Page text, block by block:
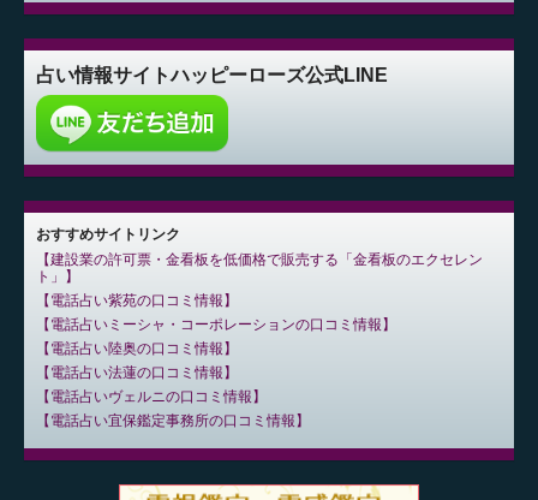
占い情報サイトハッピーローズ公式LINE
おすすめサイトリンク
建設業の許可票・金看板を低価格で販売する「金看板のエクセレン
ト」
電話占い紫苑の口コミ情報
電話占いミーシャ・コーポレーションの口コミ情報
電話占い陸奥の口コミ情報
電話占い法蓮の口コミ情報
電話占いヴェルニの口コミ情報
電話占い宜保鑑定事務所の口コミ情報